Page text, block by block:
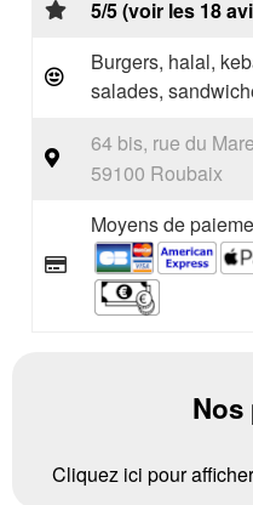
5/5 (voir les 18
Burgers, halal,
salades,
64 bis, rue du
59100 Roubaix
Moyens de
Cliquez ici pour